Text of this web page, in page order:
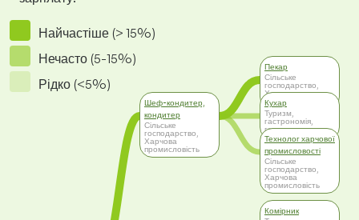
Найчастіше (> 15%)
Нечасто (5-15%)
Рідко (<5%)
Шеф-кондитер,
кондитер
Сільське
господарство,
Харчова
промисловість
Пекар
Сільське
господарство,
Харчова
промисловість
Кухар
Туризм,
гастрономія,
готельна справа
Технолог харчової
промисловості
Сільське
господарство,
Харчова
промисловість
Комірник